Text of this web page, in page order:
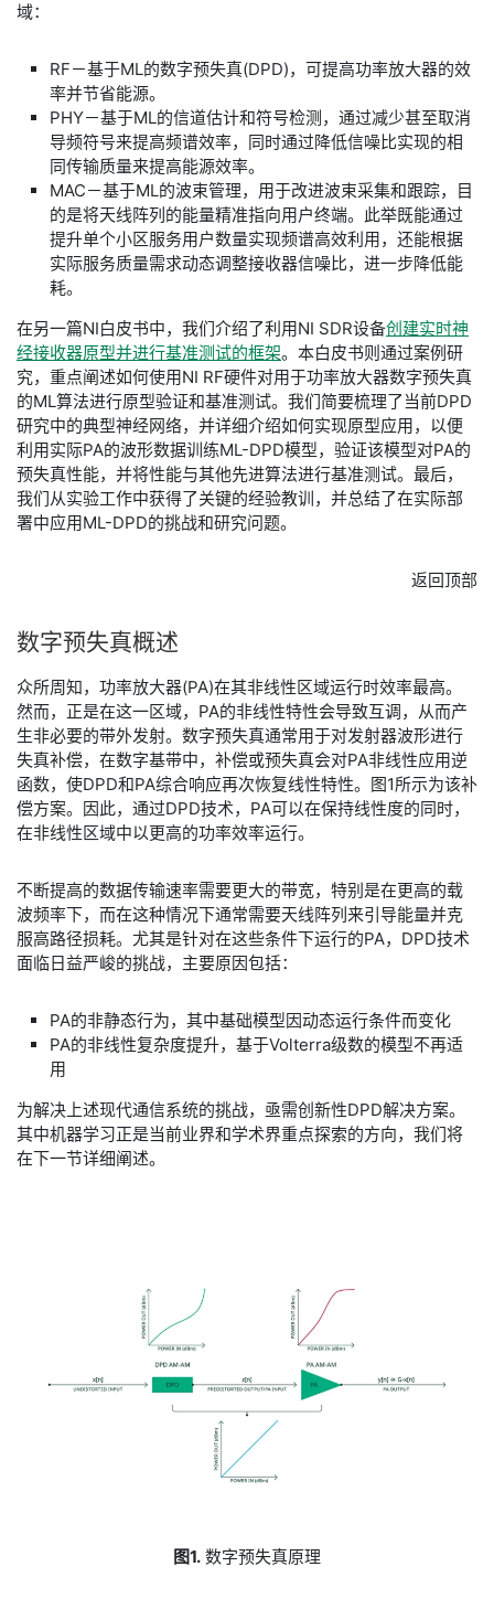
域：
​RF－基于ML的数字预失真(DPD)，可提高功率放大器的效
率并节省能源。
PHY－基于ML的信道估计和符号检测，通过减少甚至取消
导频符号来提高频谱效率，同时通过降低信噪比实现的相
同传输质量来提高能源效率。
​MAC－基于ML的波束管理，用于改进波束采集和跟踪，目
的是将天线阵列的能量精准指向用户终端。此举既能通过
提升单个小区服务用户数量实现频谱高效利用，还能根据
实际服务质量需求动态调整接收器信噪比，进一步降低能
耗。
​在另一篇NI白皮书中，我们介绍了利用NI SDR设备创建实时神
经接收器原型并进行基准测试的框架。本白皮书则通过案例研
究，重点阐述如何使用NI RF硬件对用于功率放大器数字预失真
的ML算法进行原型验证和基准测试。我们简要梳理了当前DPD
研究中的典型神经网络，并详细介绍如何实现原型应用，以便
利用实际PA的波形数据训练ML-DPD模型，验证该模型对PA的
预失真性能，并将性能与其他先进算法进行基准测试。最后，
我们从实验工作中获得了关键的经验教训，并总结了在实际部
署中应用ML-DPD的挑战和研究问题。
返回顶部
​数字预失真概述
​众所周知，功率放大器(PA)在其非线性区域运行时效率最高。
然而，正是在这一区域，PA的非线性特性会导致互调，从而产
生非必要的带外发射。数字预失真通常用于对发射器波形进行
失真补偿，在数字基带中，补偿或预失真会对PA非线性应用逆
函数，使DPD和PA综合响应再次恢复线性特性。图1所示为该补
偿方案。因此，通过DPD技术，PA可以在保持线性度的同时，
在非线性区域中以更高的功率效率运行。
​不断提高的数据传输速率需要更大的带宽，特别是在更高的载
波频率下，而在这种情况下通常需要天线阵列来引导能量并克
服高路径损耗。尤其是针对在这些条件下运行的PA，DPD技术
面临日益严峻的挑战，主要原因包括：
​PA的非静态行为，其中基础模型因动态运行条件而变化
​PA的非线性复杂度提升，基于Volterra级数的模型不再适
用
​为解决上述现代通信系统的挑战，亟需创新性DPD解决方案。
其中机器学习正是当前业界和学术界重点探索的方向，我们将
在下一节详细阐述。
图1. 数字预失真原理